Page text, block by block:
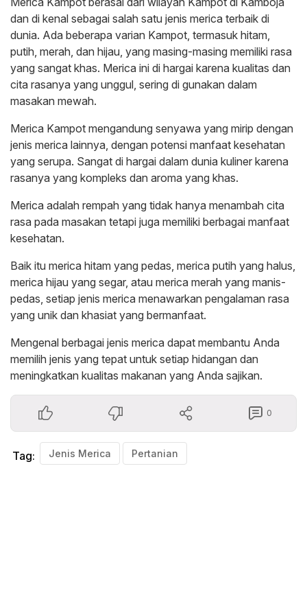
dan di kenal sebagai salah satu jenis merica terbaik di
dunia. Ada beberapa varian Kampot, termasuk hitam,
putih, merah, dan hijau, yang masing-masing memiliki rasa
yang sangat khas. Merica ini di hargai karena kualitas dan
cita rasanya yang unggul, sering di gunakan dalam
masakan mewah.
Merica Kampot mengandung senyawa yang mirip dengan
jenis merica lainnya, dengan potensi manfaat kesehatan
yang serupa. Sangat di hargai dalam dunia kuliner karena
rasanya yang kompleks dan aroma yang khas.
Merica adalah rempah yang tidak hanya menambah cita
rasa pada masakan tetapi juga memiliki berbagai manfaat
kesehatan.
Baik itu merica hitam yang pedas, merica putih yang halus,
merica hijau yang segar, atau merica merah yang manis-
pedas, setiap jenis merica menawarkan pengalaman rasa
yang unik dan khasiat yang bermanfaat.
Mengenal berbagai jenis merica dapat membantu Anda
memilih jenis yang tepat untuk setiap hidangan dan
meningkatkan kualitas makanan yang Anda sajikan.
0
Tag: Jenis Merica Pertanian